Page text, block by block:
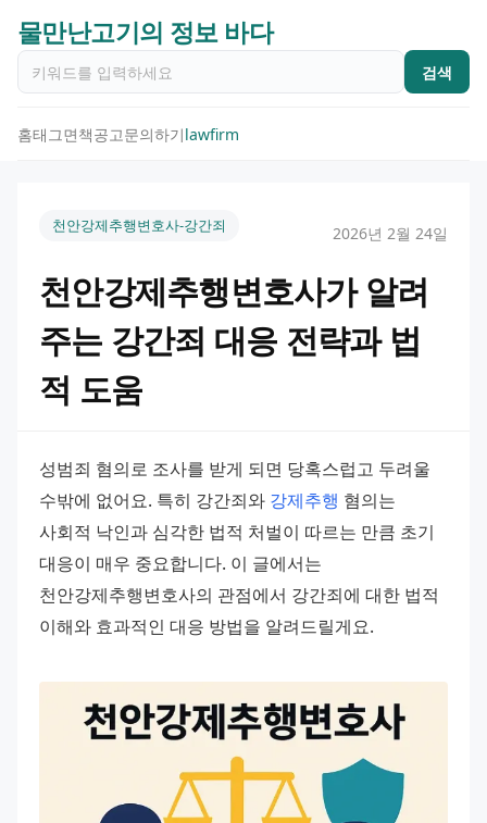
물만난고기의 정보 바다
검색
홈태그면책공고문의하기lawfirm
천안강제추행변호사-강간죄 2026년 2월 24일
천안강제추행변호사가 알려
주는 강간죄 대응 전략과 법
적 도움
성범죄 혐의로 조사를 받게 되면 당혹스럽고 두려울
수밖에 없어요. 특히 강간죄와 강제추행 혐의는
사회적 낙인과 심각한 법적 처벌이 따르는 만큼 초기
대응이 매우 중요합니다. 이 글에서는
천안강제추행변호사의 관점에서 강간죄에 대한 법적
이해와 효과적인 대응 방법을 알려드릴게요.